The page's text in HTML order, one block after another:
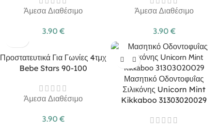
Άμεσα Διαθέσιμο
3.90 €
Άμεσα Διαθέσιμο
3.90 €
Προστατευτικά Για Γωνίες 4τμχ
Bebe Stars 90-100
Άμεσα Διαθέσιμο
3.90 €
Μασητικό Οδοντοφυΐας
Σιλικόνης Unicorn Mint
Kikkaboo 31303020029